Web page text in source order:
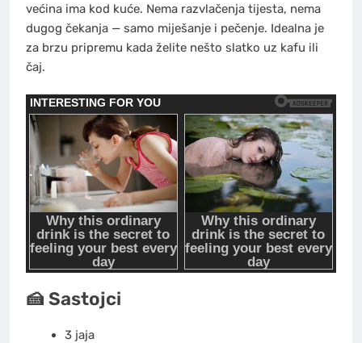
većina ima kod kuće. Nema razvlačenja tijesta, nema
dugog čekanja — samo miješanje i pečenje. Idealna je
za brzu pripremu kada želite nešto slatko uz kafu ili
čaj.
🍰 Sastojci
3 jaja